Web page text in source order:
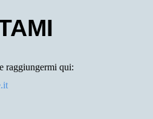
raggiungermi qui: